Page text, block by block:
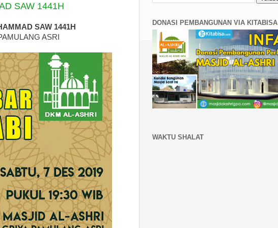
SAW 1441H
SAW 1441H
ASRI
DONASI PEMBANGUNAN VIA KITABISA
WAKTU SHALAT